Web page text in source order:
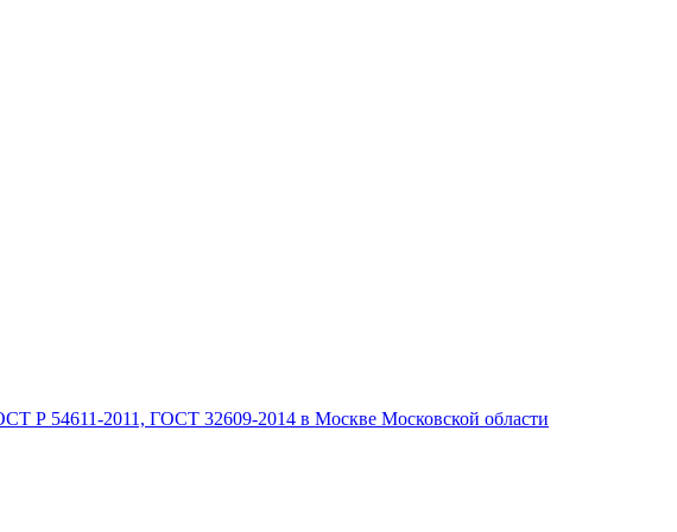
Р 54611-2011, ГОСТ 32609-2014 в Москве Московской области